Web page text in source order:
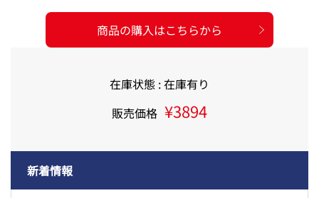
新着情報
商品の購入はこちらから
在庫状態 : 在庫有り
販売価格 ¥3894